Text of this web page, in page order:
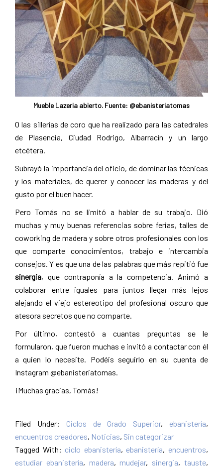
Mueble Lazeria abierto. Fuente: @ebanisteriatomas
O las sillerías de coro que ha realizado para las catedrales
de Plasencia, Ciudad Rodrigo, Albarracín y un largo
etcétera.
Subrayó la importancia del oficio, de dominar las técnicas
y los materiales, de querer y conocer las maderas y del
gusto por el buen hacer.
Pero Tomás no se limitó a hablar de su trabajo. Dió
muchas y muy buenas referencias sobre ferias, talles de
coworking de madera y sobre otros profesionales con los
que comparte conocimientos, trabajo e intercambia
consejos. Y es que una de las palabras que más repitió fue
sinergia, que contraponía a la competencia. Animó a
colaborar entre iguales para juntos llegar más lejos
alejando el viejo estereotipo del profesional oscuro que
atesora secretos que no comparte.
Por último, contestó a cuantas preguntas se le
formularon, que fueron muchas e invitó a contactar con él
a quien lo necesite. Podéis seguirlo en su cuenta de
Instagram @ebanisteriatomas.
¡Muchas gracias, Tomás!
Filed Under: Ciclos de Grado Superior, ebanistería,
encuentros creadores, Noticias, Sin categorizar
Tagged With: ciclo ebanistería, ebanistería, encuentros,
estudiar ebanistería, madera, mudejar, sinergia,tauste,